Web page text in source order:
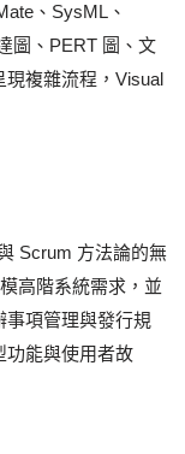
、SysML、
圖、PERT 圖、文
現複雜流程，Visual
Scrum 方法論的無
高階系統需求，並
項管理與發行規
功能與使用者故